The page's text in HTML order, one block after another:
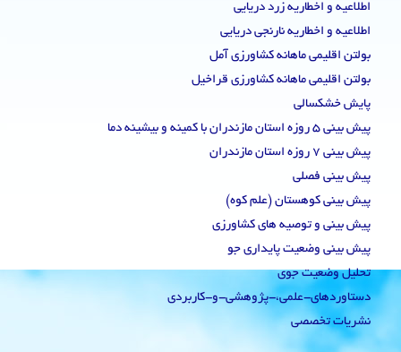
اطلاعیه و اخطاریه زرد دریایی
اطلاعیه و اخطاریه نارنجی دریایی
بولتن اقلیمی ماهانه کشاورزی آمل
بولتن اقلیمی ماهانه کشاورزی قراخیل
پایش خشکسالی
پیش بینی 5 روزه استان مازندران با کمینه و بیشینه دما
پیش بینی 7 روزه استان مازندران
پیش بینی فصلی
پیش بینی کوهستان (علم کوه)
پیش بینی و توصیه های کشاورزی
پیش بینی وضعیت پایداری جو
تحلیل وضعیت جوی
دستاوردهای-علمی،-پژوهشی-و-کاربردی
نشریات تخصصی